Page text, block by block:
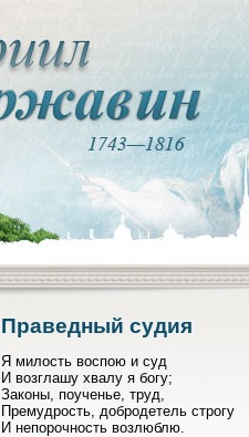
Праведный судия
Я милость воспою и суд
И возглашу хвалу я богу;
Законы, поученье, труд,
Премудрость, добродетель строгу
И непорочность возлюблю.